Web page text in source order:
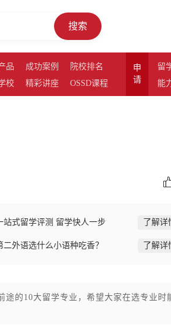
搜索
品 成功案例
院校排名
校
精彩讲座 OSSD课程
申
请
留
能
站式留学评测 留学快人一步 了解详
二外语选什么小语种吃香？ 了解详
的10大留学专业，希望大家在选专业时